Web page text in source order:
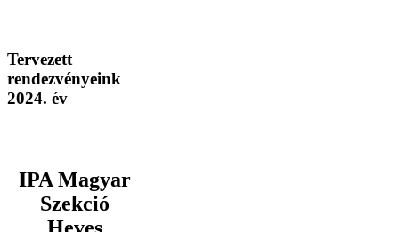
Tervezett
rendezvényeink
2024. év
IPA Magyar
Szekció
Heves